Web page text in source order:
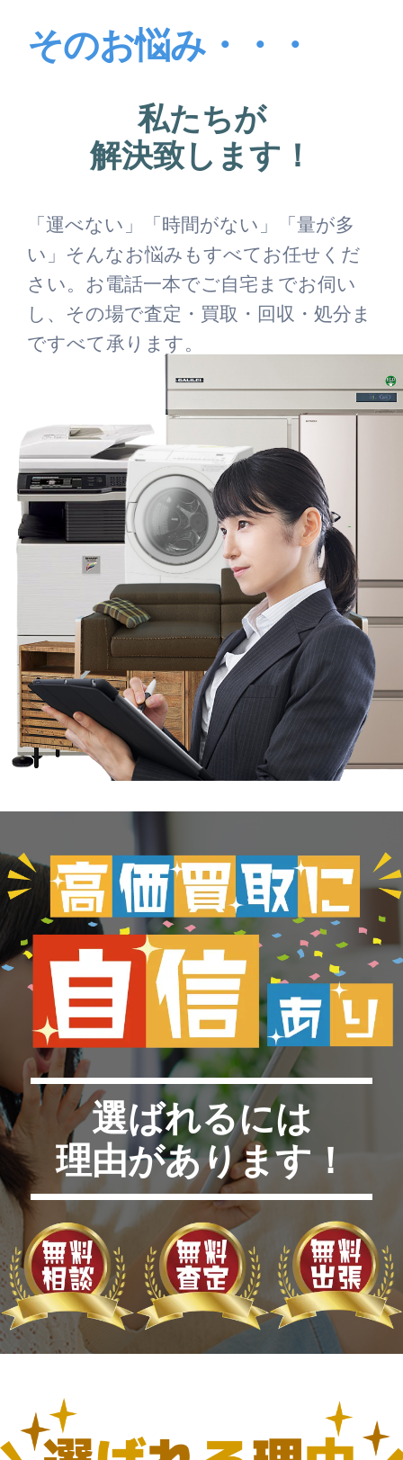
そのお悩み・・・
私たちが
解決致します！
「運べない」「時間がない」「量が多
い」そんなお悩みもすべてお任せくだ
さい。お電話一本でご自宅までお伺い
し、その場で査定・買取・回収・処分ま
ですべて承ります。
選ばれるには
理由があります！